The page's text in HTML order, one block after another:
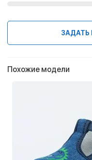
ЗАДАТЬ
Похожие модели